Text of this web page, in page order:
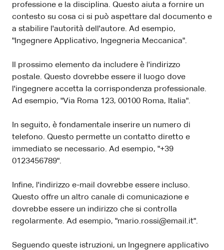
professione e la disciplina. Questo aiuta a fornire un
contesto su cosa ci si può aspettare dal documento e
a stabilire l'autorità dell'autore. Ad esempio,
"Ingegnere Applicativo, Ingegneria Meccanica".
Il prossimo elemento da includere è l'indirizzo
postale. Questo dovrebbe essere il luogo dove
l'ingegnere accetta la corrispondenza professionale.
Ad esempio, "Via Roma 123, 00100 Roma, Italia".
In seguito, è fondamentale inserire un numero di
telefono. Questo permette un contatto diretto e
immediato se necessario. Ad esempio, "+39
0123456789".
Infine, l'indirizzo e-mail dovrebbe essere incluso.
Questo offre un altro canale di comunicazione e
dovrebbe essere un indirizzo che si controlla
regolarmente. Ad esempio, "mario.rossi@email.it".
Seguendo queste istruzioni, un Ingegnere applicativo